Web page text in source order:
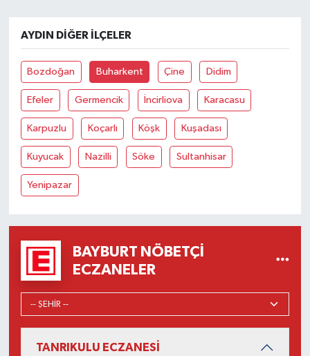
AYDIN DIĞER İLÇELER
Bozdoğan Buharkent Çine Didim
Efeler Germencik İncirliova Karacasu
Karpuzlu Koçarlı Köşk Kuşadası
Kuyucak Nazilli Söke Sultanhisar
Yenipazar
BAYBURT NÖBETÇI
ECZANELER
TANRIKULU ECZANESİ